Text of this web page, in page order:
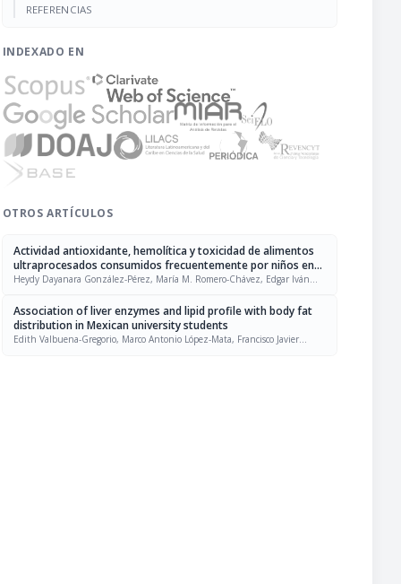
REFERENCIAS
INDEXADO EN
OTROS ARTÍCULOS
Actividad antioxidante, hemolítica y toxicidad de alimentos
ultraprocesados consumidos frecuentemente por niños en
México
Heydy Dayanara González-Pérez, María M. Romero-Chávez, Edgar Iván
Association of liver enzymes and lipid profile with body fat
distribution in Mexican university students
Edith Valbuena-Gregorio, Marco Antonio López-Mata, Francisco Javier